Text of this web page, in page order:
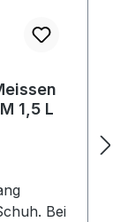
1,5 L
Bei